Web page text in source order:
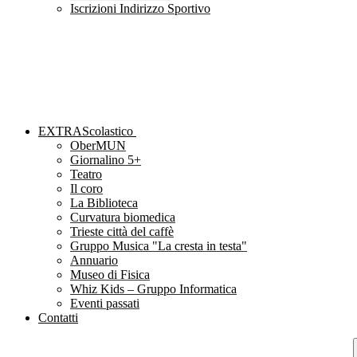
Iscrizioni Indirizzo Sportivo
EXTRAScolastico
OberMUN
Giornalino 5+
Teatro
Il coro
La Biblioteca
Curvatura biomedica
Trieste città del caffè
Gruppo Musica "La cresta in testa"
Annuario
Museo di Fisica
Whiz Kids – Gruppo Informatica
Eventi passati
Contatti